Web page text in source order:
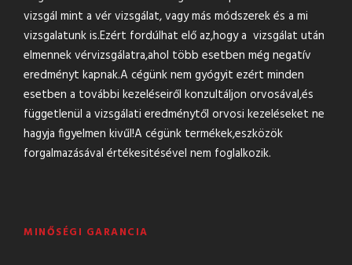
vizsgál mint a vér vizsgálat, vagy más módszerek és a mi
vizsgalatunk is.Ezért fordúlhat elő az,hogy a vizsgálat után
elmennek vérvizsgálatra,ahol több esetben még negatív
eredményt kapnak.A cégünk nem gyógyit ezért minden
esetben a további kezeléseiről konzultáljon orvosával,és
függetlenül a vizsgálati eredménytől orvosi kezeléseket ne
hagyja figyelmen kivűl!A cégünk termékek,eszközök
forgalmazásával értékesitésével nem foglalkozik.
MINŐSÉGI GARANCIA